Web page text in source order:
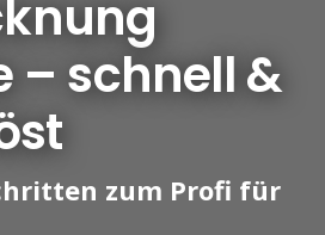
– schnell &
zum Profi für